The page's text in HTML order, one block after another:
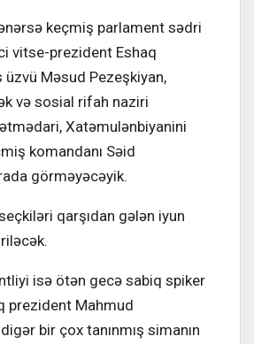
keçmiş parlament sədri
vitse-prezident Eshaq
üzvü Məsud Pezeşkiyan,
və sosial rifah naziri
Xatəmulənbiyanini
komandanı Səid
görməyəcəyik.
qarşıdan gələn iyun
isə ötən gecə sabiq spiker
prezident Mahmud
bir çox tanınmış simanın